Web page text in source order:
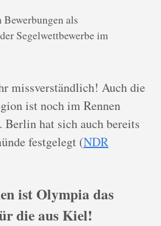
als
Segelwettbewerbe im
missverständlich! Auch die
ist noch im Rennen
Berlin hat sich auch bereits
festgelegt (NDR
ist Olympia das
die aus Kiel!